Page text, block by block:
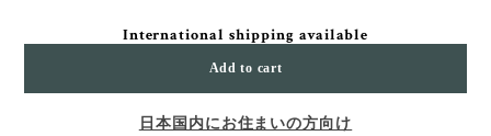
International shipping available
Add to cart
日本国内にお住まいの方向け